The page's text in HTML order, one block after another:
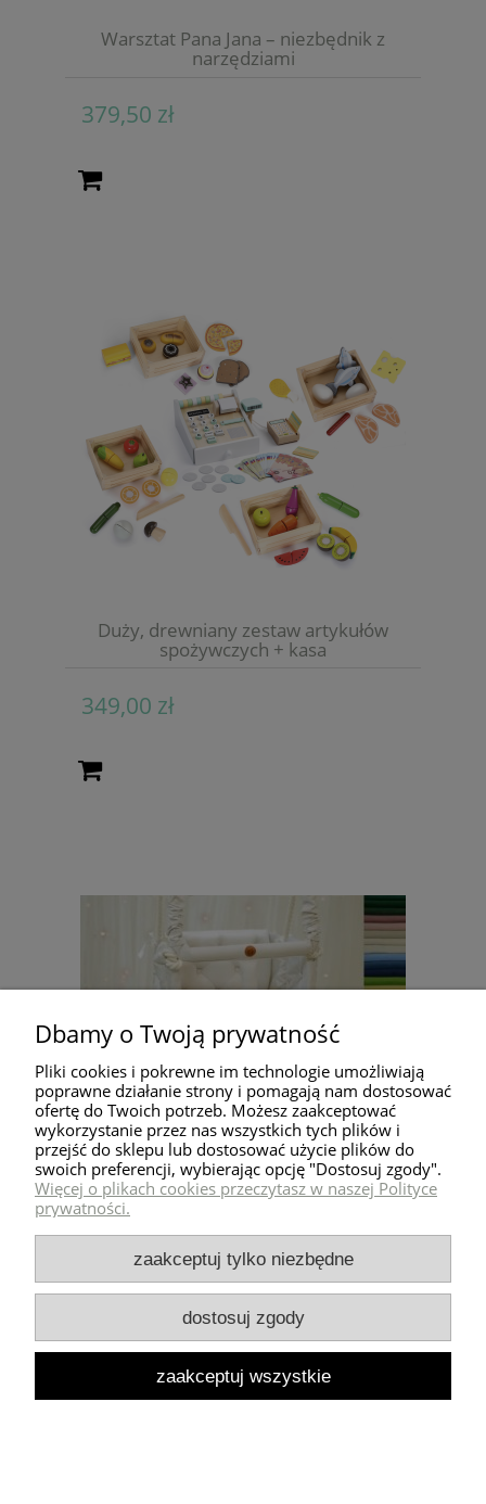
Warsztat Pana Jana – niezbędnik z
narzędziami
379,50 zł
Duży, drewniany zestaw artykułów
spożywczych + kasa
349,00 zł
Tapicerowana huśtawka 3w1 QAMELEON
GUZIQ I kolory
805,00 zł
Dbamy o Twoją prywatność
Pliki cookies i pokrewne im technologie umożliwiają
poprawne działanie strony i pomagają nam dostosować
ofertę do Twoich potrzeb. Możesz zaakceptować
wykorzystanie przez nas wszystkich tych plików i
przejść do sklepu lub dostosować użycie plików do
swoich preferencji, wybierając opcję "Dostosuj zgody".
Więcej o plikach cookies przeczytasz w naszej Polityce
prywatności.
zaakceptuj tylko niezbędne
dostosuj zgody
zaakceptuj wszystkie